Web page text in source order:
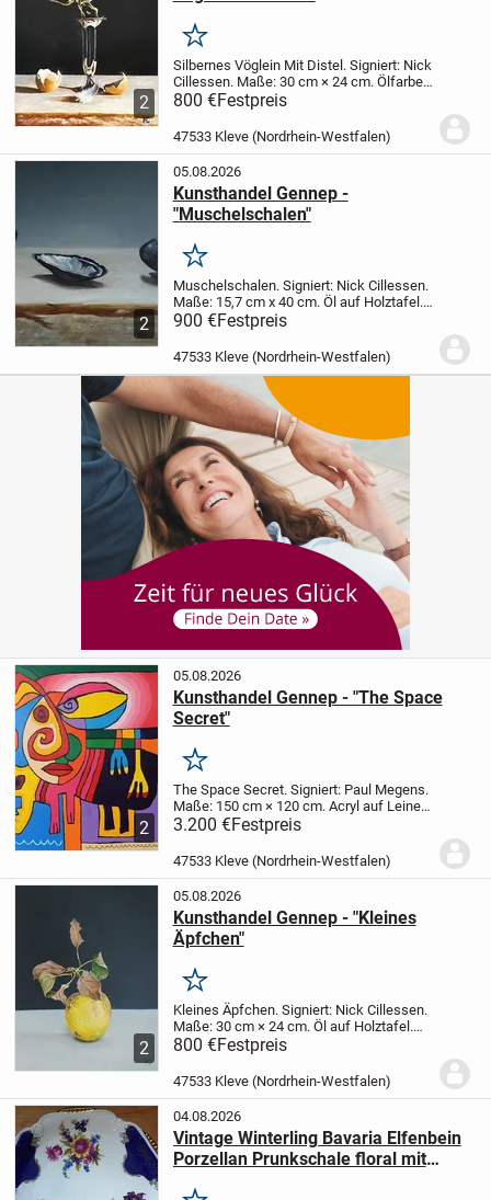
2
Merken
Silbernes Vöglein Mit Distel. Signiert: Nick
Cillessen. Maße: 30 cm × 24 cm. Ölfarbe
auf Holztafel.Preisvorstellung: € 800,00
inklusive Rahmen.
unter 0031485-51 95 89,...
800 €Festpreis
47533 Kleve (Nordrhein-Westfalen)
2
05.08.2026
Kunsthandel Gennep -
"Muschelschalen"
Merken
Muschelschalen. Signiert: Nick Cillessen.
Maße: 15,7 cm x 40 cm. Öl auf Holztafel.
Preisvorstellung: € 900,00 inklusive
Weitere Informationen unter
0031485-51 95 89, alternativ 00316-51...
900 €Festpreis
47533 Kleve (Nordrhein-Westfalen)
2
05.08.2026
Kunsthandel Gennep - "The Space
Secret"
Merken
The Space Secret.Signiert: Paul Megens.
Maße: 150 cm × 120 cm.Acryl auf Leinen
auf Aluminiumrahmen.
Weitere Informationen unter
0031485-51 95 89, ggf. 00316-51 62...
3.200 €Festpreis
47533 Kleve (Nordrhein-Westfalen)
2
05.08.2026
Kunsthandel Gennep - "Kleines
Äpfchen"
Merken
Kleines Äpfchen.Signiert: Nick Cillessen.
Maße: 30 cm × 24 cm.Öl auf Holztafel.
Preisvorstellung: € 800,00 inklusive
Weitere Informationen unter
0031485-51 95 89, alternativ 00316-51
800 €Festpreis
47533 Kleve (Nordrhein-Westfalen)
04.08.2026
Vintage Winterling Bavaria Elfenbein
Porzellan Prunkschale floral mit